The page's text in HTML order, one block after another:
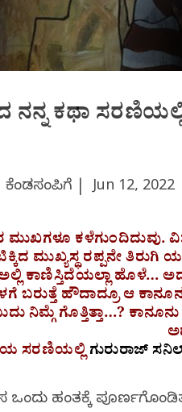
ನನ್ನ ಕಥಾ
ಕೆಂಡಸಂಪಿಗೆ |Jun 12, 2022|
ಮುಖಗಳೂ ಕಳೆಗುಂದಿದುವು.
ಮುಖ್ಯಸ್ಥ ರಪ್ಪನೇ ತಿರುಗಿ
ಕಾಣಿಸ್ತಿದೆಯಲ್ಲಾ ಹೊಳೆ…
ಬರುತ್ತೆ ಹೌದಾದ್ರೂ ಆ
ನಿಮ್ಗೆ ಗೊತ್ತಿತ್ತಾ…?
ಸರಣಿಯಲ್ಲಿಗುರುರಾಜ್
ಹಂತಕ್ಕೆ